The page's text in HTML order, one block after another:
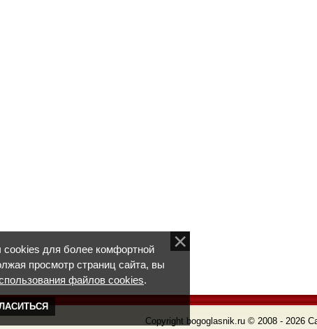
Copyright bogoglasnik.ru © 2008 - 2026
cookies для более комфортной
просмотр страниц сайта, вы
файлов cookies.